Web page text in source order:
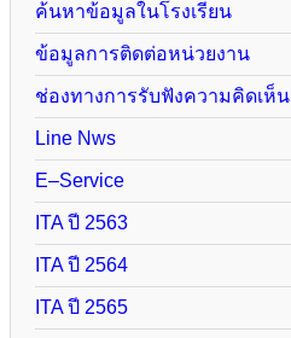
ค้นหาข้อมูลในโรงเรียน
ข้อมูลการติดต่อหน่วยงาน
ช่องทางการรับฟังความคิดเห็น
Line Nws
E–Service
ITA ปี 2563
ITA ปี 2564
ITA ปี 2565